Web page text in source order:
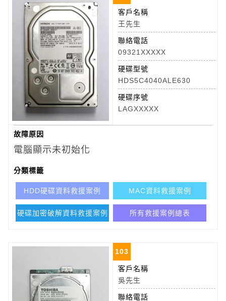
客戶名稱
王先生
聯絡電話
09321XXXXX
硬碟型號
HDS5C4040ALE630
硬碟序號
LAGXXXXX
故障原因
電腦顯示未初始化
分類標籤
HDD硬碟資料救援案例 MAC資料救援案例
硬碟加密破解資料救援案例 所有救援案例總表
103
客戶名稱
吳先生
聯絡電話